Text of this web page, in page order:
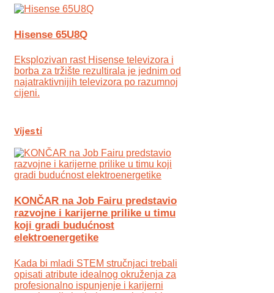
Hisense 65U8Q
Eksplozivan rast Hisense televizora i
borba za tržište rezultirala je jednim od
najatraktivnijih televizora po razumnoj
cijeni.
Vijesti
KONČAR na Job Fairu predstavio
razvojne i karijerne prilike u timu
koji gradi budućnost
elektroenergetike
Kada bi mladi STEM stručnjaci trebali
opisati atribute idealnog okruženja za
profesionalno ispunjenje i karijerni